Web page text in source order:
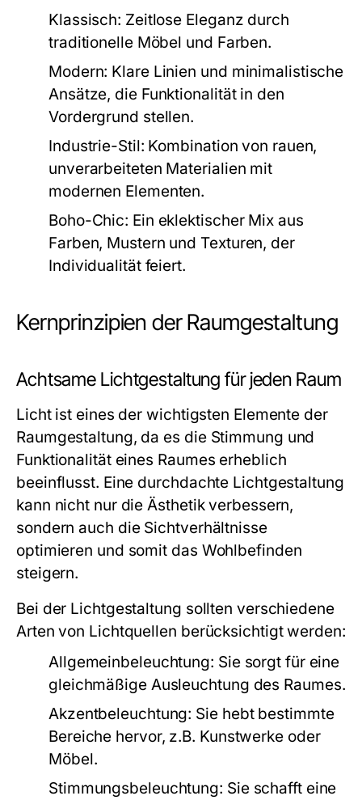
Klassisch: Zeitlose Eleganz durch
traditionelle Möbel und Farben.
Modern: Klare Linien und minimalistische
Ansätze, die Funktionalität in den
Vordergrund stellen.
Industrie-Stil: Kombination von rauen,
unverarbeiteten Materialien mit
modernen Elementen.
Boho-Chic: Ein eklektischer Mix aus
Farben, Mustern und Texturen, der
Individualität feiert.
Kernprinzipien der Raumgestaltung
Achtsame Lichtgestaltung für jeden Raum
Licht ist eines der wichtigsten Elemente der
Raumgestaltung, da es die Stimmung und
Funktionalität eines Raumes erheblich
beeinflusst. Eine durchdachte Lichtgestaltung
kann nicht nur die Ästhetik verbessern,
sondern auch die Sichtverhältnisse
optimieren und somit das Wohlbefinden
steigern.
Bei der Lichtgestaltung sollten verschiedene
Arten von Lichtquellen berücksichtigt werden:
Allgemeinbeleuchtung: Sie sorgt für eine
gleichmäßige Ausleuchtung des Raumes.
Akzentbeleuchtung: Sie hebt bestimmte
Bereiche hervor, z.B. Kunstwerke oder
Möbel.
Stimmungsbeleuchtung: Sie schafft eine